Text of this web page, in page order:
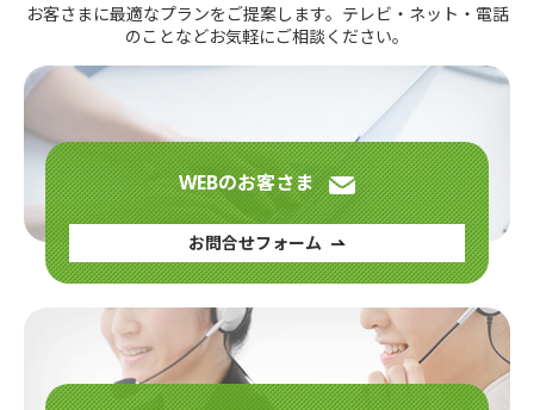
【2026年】ケーブルテレビ設備更新・撤去工事 重点
対応エリアのお知らせ
2025.12.01
【大会結果】第13回 TCN杯＜千代田・文
荒川三区親善少年野球大会＞
2025.12.01
【注意喚起】ファイル共有ソフトの利用による著作権
侵害にご注意ください
2025.11.14
球大会＞開催のお知らせ
2025.11.06
各種契約約款・利用規約の変更のお知らせ
お客さまに最適なプランをご提案します。テレビ・ネット・電話
のことなどお気軽にご相談ください。
WEBのお客さま
お問合せフォーム